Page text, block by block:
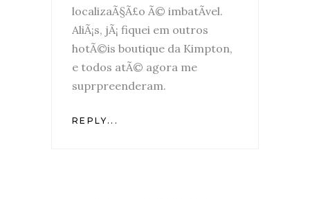
localizaÃ§Ã£o Ã© imbatÃ­vel.
AliÃ¡s, jÃ¡ fiquei em outros
hotÃ©is boutique da Kimpton,
e todos atÃ© agora me
suprpreenderam.
REPLY...